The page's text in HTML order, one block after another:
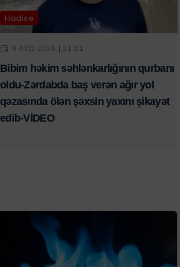
Hadisə
6 AVQ 2026 | 21:01
Bibim həkim səhlənkarlığının qurbanı
oldu-Zərdabda baş verən ağır yol
qəzasında ölən şəxsin yaxını şikayət
edib-VİDEO